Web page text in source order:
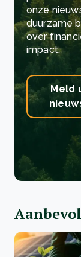
onze
duurzame
over
impact.
Meld